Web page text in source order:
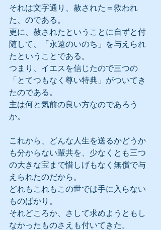
それは文字通り、赦された＝救われ
た、のである。
更に、赦されたということに自ずと付
随して、「永遠のいのち」を与えられ
たということである。
つまり、イエスを信じたので三つの
「とてつもなく尊い特典」がついてき
たのである。
主は何と気前の良い方なのであろう
か。
これから、どんな人生を送るかどうか
も分からない輩共を、少なくとも三つ
の大きな宝まで惜しげもなく無償で与
えられたのだから。
どれもこれもこの世では手に入らない
ものばかり。
それどころか、さして求めようともし
なかったものさえも付いてきた。